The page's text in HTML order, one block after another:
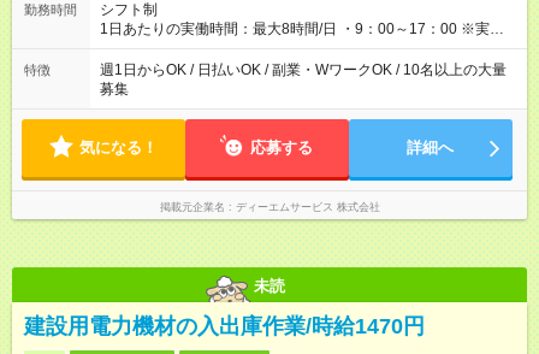
勤務時間
シフト制
1日あたりの実働時間：最大8時間/日 ・9：00～17：00 ※実働8
時間・休憩1時間 ⇒実は…16時くらいには終わっちゃうことがほ
とんどです！ ★早く勤務が終わっても日給保証あり！
特徴
週1日からOK / 日払いOK / 副業・WワークOK / 10名以上の大量
募集
気になる！ 応募する 詳細へ
掲載元企業名 ディーエムサービス 株式会社
未読
建設用電力機材の入出庫作業/時給1470円